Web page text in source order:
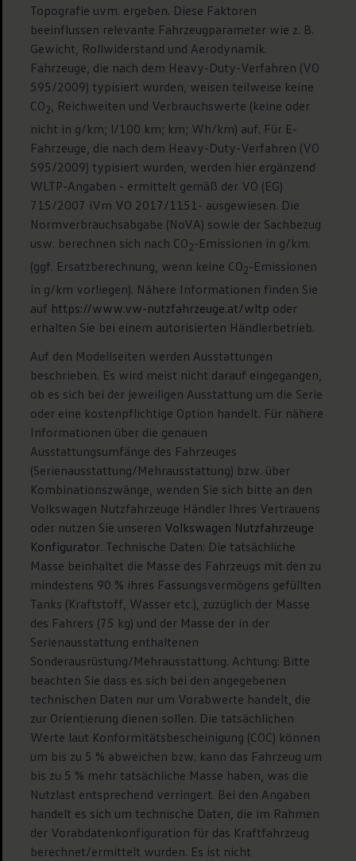
Topografie uvm. ergeben. Diese Faktoren
beeinflussen relevante Fahrzeugparameter wie z. B.
Gewicht, Rollwiderstand und Aerodynamik.
Fahrzeuge, die nach dem Heavy-Duty-Verfahren (VO
595/2009) typisiert wurden, weisen teilweise keine
CO2
, Reichweiten und Verbrauchswerte (keine oder
nicht in g/km; l/100 km; km; Wh/km) auf. Für E-
Fahrzeuge, die nach dem Heavy-Duty-Verfahren (VO
595/2009) typisiert wurden, werden hier ergänzend
WLTP-Angaben - ermittelt gemäß der VO (EG)
715/2007 iVm VO 2017/1151- ausgewiesen. Die
Normverbrauchsabgabe (NoVA) sowie der Sachbezug
usw. berechnen sich nach CO2-Emissionen in g/km.
(ggf. Ersatzberechnung, wenn keine CO2-Emissionen
in g/km vorliegen). Nähere Informationen finden Sie
auf https://www.vw-nutzfahrzeuge.at/wltp oder
erhalten Sie bei einem autorisierten Händlerbetrieb.
Auf den Modellseiten werden Ausstattungen
beschrieben. Es wird meist nicht darauf eingegangen,
ob es sich bei der jeweiligen Ausstattung um die Serie
oder eine kostenpflichtige Option handelt. Für nähere
Informationen über die genauen
Ausstattungsumfänge des Fahrzeuges
(Serienausstattung/Mehrausstattung) bzw. über
Kombinationszwänge, wenden Sie sich bitte an den
Volkswagen Nutzfahrzeuge Händler Ihres Vertrauens
oder nutzen Sie unseren Volkswagen Nutzfahrzeuge
Konfigurator. Technische Daten: Die tatsächliche
Masse beinhaltet die Masse des Fahrzeugs mit den zu
mindestens 90 % ihres Fassungsvermögens gefüllten
Tanks (Kraftstoff, Wasser etc.), zuzüglich der Masse
des Fahrers (75 kg) und der Masse der in der
Serienausstattung enthaltenen
Sonderausrüstung/Mehrausstattung. Achtung: Bitte
beachten Sie dass es sich bei den angegebenen
technischen Daten nur um Vorabwerte handelt, die
zur Orientierung dienen sollen. Die tatsächlichen
Werte laut Konformitätsbescheinigung (COC) können
um bis zu 5 % abweichen bzw. kann das Fahrzeug um
bis zu 5 % mehr tatsächliche Masse haben, was die
Nutzlast entsprechend verringert. Bei den Angaben
handelt es sich um technische Daten, die im Rahmen
der Vorabdatenkonfiguration für das Kraftfahrzeug
berechnet/ermittelt wurden. Es ist nicht